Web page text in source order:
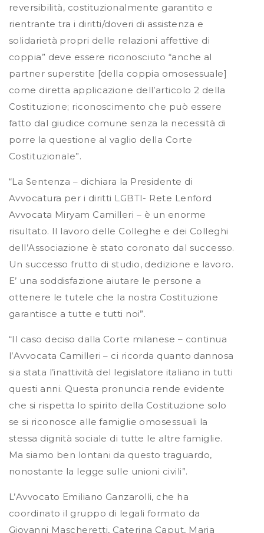
reversibilità, costituzionalmente garantito e
rientrante tra i diritti/doveri di assistenza e
solidarietà propri delle relazioni affettive di
coppia” deve essere riconosciuto “anche al
partner superstite [della coppia omosessuale]
come diretta applicazione dell’articolo 2 della
Costituzione; riconoscimento che può essere
fatto dal giudice comune senza la necessità di
porre la questione al vaglio della Corte
Costituzionale”.
“La Sentenza – dichiara la Presidente di
Avvocatura per i diritti LGBTI- Rete Lenford
Avvocata Miryam Camilleri – è un enorme
risultato. Il lavoro delle Colleghe e dei Colleghi
dell’Associazione è stato coronato dal successo.
Un successo frutto di studio, dedizione e lavoro.
E’ una soddisfazione aiutare le persone a
ottenere le tutele che la nostra Costituzione
garantisce a tutte e tutti noi”.
“Il caso deciso dalla Corte milanese – continua
l’Avvocata Camilleri – ci ricorda quanto dannosa
sia stata l’inattività del legislatore italiano in tutti
questi anni. Questa pronuncia rende evidente
che si rispetta lo spirito della Costituzione solo
se si riconosce alle famiglie omosessuali la
stessa dignità sociale di tutte le altre famiglie.
Ma siamo ben lontani da questo traguardo,
nonostante la legge sulle unioni civili”.
L’Avvocato Emiliano Ganzarolli, che ha
coordinato il gruppo di legali formato da
Giovanni Mascheretti, Caterina Caput, Maria